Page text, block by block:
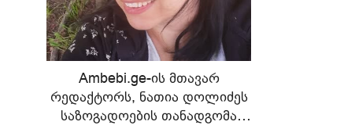
Ambebi.ge-ის მთავარ
რედაქტორს, ნათია დოლიძეს
საზოგადოების თანადგომა